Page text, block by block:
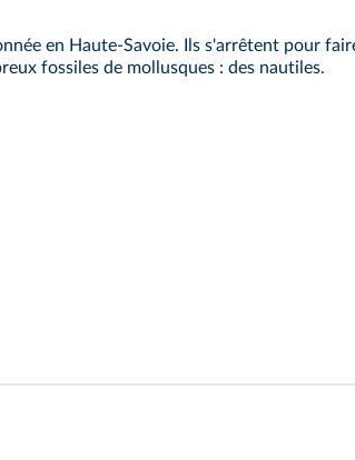
en Haute-Savoie. Ils s'arrêtent pour
fossiles de mollusques : des nautiles.